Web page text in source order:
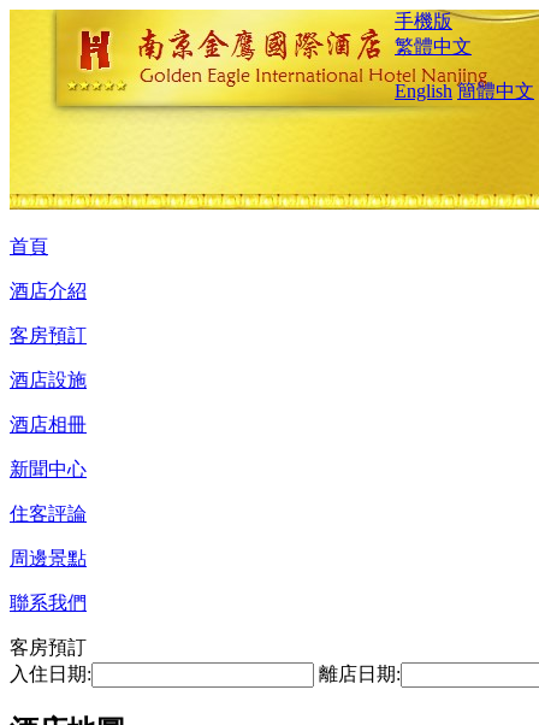
手機版
繁體中文
English 簡體中文
首頁
酒店介紹
客房預訂
酒店設施
酒店相冊
新聞中心
住客評論
周邊景點
聯系我們
客房預訂
入住日期:
離店日期: